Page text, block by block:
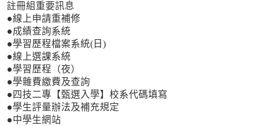
註冊組重要訊息
●線上申請重補修
●成績查詢系統
●學習歷程檔案系統(日)
●線上選課系統
●學習歷程（夜）
●學雜費繳費及查詢
●四技二專【甄選入學】校系代碼填寫
●學生評量辦法及補充規定
●中學生網站